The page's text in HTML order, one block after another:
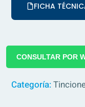
FICHA
CONSULTAR POR
Categoría: